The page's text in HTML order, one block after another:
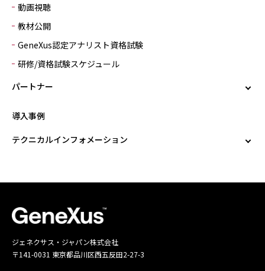
動画視聴
教材公開
GeneXus認定アナリスト資格試験
研修/資格試験スケジュール
パートナー
導入事例
テクニカルインフォメーション
ジェネクサス・ジャパン株式会社
〒141-0031 東京都品川区西五反田2-27-3